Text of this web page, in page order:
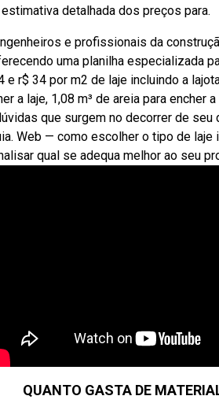
detalhada dos preços para.
e profissionais da
uma planilha especializada
e r$ 34 por m2 de laje incluindo a
a laje, 1,08 m³ de areia para
que surgem no decorrer de
Web — como escolher o tipo de
qual se adequa melhor ao seu
QUANTO GASTA DE